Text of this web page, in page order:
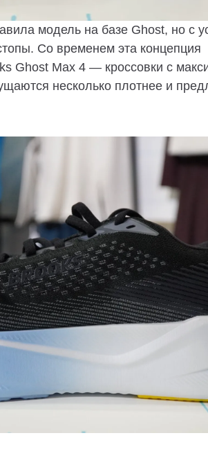
модель на базе Ghost, но с
Со временем эта концепция
Ghost Max 4 — кроссовки с
несколько плотнее и